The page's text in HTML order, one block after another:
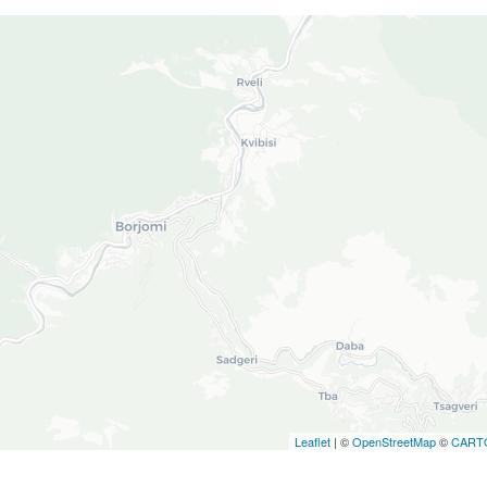
Leaflet | ©OpenStreetMap©